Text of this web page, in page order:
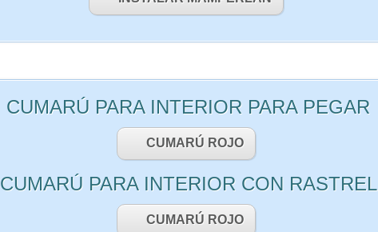
CUMARÚ PARA INTERIOR PARA PEGAR
CUMARÚ ROJO
CUMARÚ PARA INTERIOR CON RASTREL
CUMARÚ ROJO